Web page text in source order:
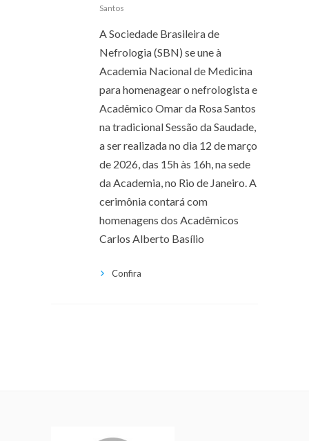
Santos
A Sociedade Brasileira de
Nefrologia (SBN) se une à
Academia Nacional de Medicina
para homenagear o nefrologista e
Acadêmico Omar da Rosa Santos
na tradicional Sessão da Saudade,
a ser realizada no dia 12 de março
de 2026, das 15h às 16h, na sede
da Academia, no Rio de Janeiro. A
cerimônia contará com
homenagens dos Acadêmicos
Carlos Alberto Basílio
Confira